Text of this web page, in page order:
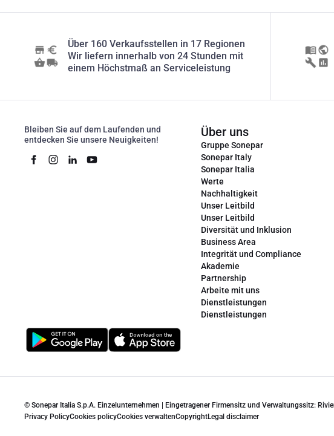
Über 160 Verkaufsstellen in 17 Regionen
Wir liefern innerhalb von 24 Stunden mit
einem Höchstmaß an Serviceleistung
Bleiben Sie auf dem Laufenden und
entdecken Sie unsere Neuigkeiten!
Über uns
Gruppe Sonepar
Sonepar Italy
Sonepar Italia
Werte
Nachhaltigkeit
Unser Leitbild
Unser Leitbild
Diversität und Inklusion
Business Area
Integrität und Compliance
Akademie
Partnership
Arbeite mit uns
Dienstleistungen
Dienstleistungen
© Sonepar Italia S.p.A. Einzelunternehmen | Eingetragener Firmensitz und Verwaltungssitz:
Privacy PolicyCookies policyCookies verwaltenCopyrightLegal disclaimer